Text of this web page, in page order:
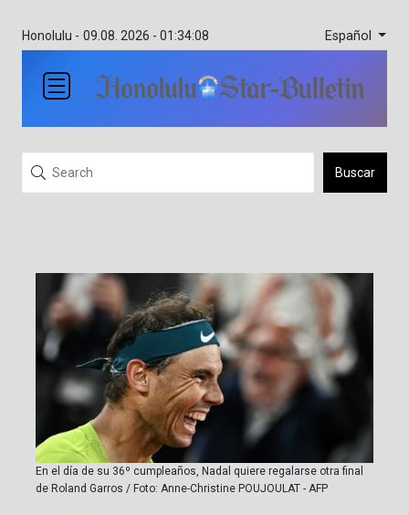
Honolulu - 09.08. 2026 - 01:34:08 Español
Buscar
En el día de su 36º cumpleaños, Nadal quiere regalarse otra final
de Roland Garros / Foto: Anne-Christine POUJOULAT - AFP